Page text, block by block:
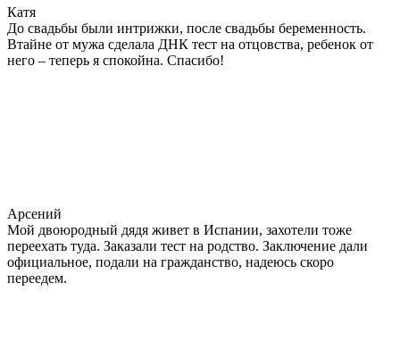
Катя
До свадьбы были интрижки, после свадьбы беременность.
Втайне от мужа сделала ДНК тест на отцовства, ребенок от
него – теперь я спокойна. Спасибо!
Арсений
Мой двоюродный дядя живет в Испании, захотели тоже
переехать туда. Заказали тест на родство. Заключение дали
официальное, подали на гражданство, надеюсь скоро
переедем.